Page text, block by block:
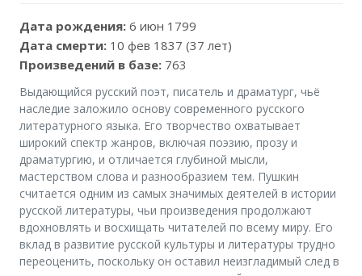
Дата рождения: 6 июн 1799
Дата смерти: 10 фев 1837 (37 лет)
Произведений в базе: 763
Выдающийся русский поэт, писатель и драматург, чьё
наследие заложило основу современного русского
литературного языка. Его творчество охватывает
широкий спектр жанров, включая поэзию, прозу и
драматургию, и отличается глубиной мысли,
мастерством слова и разнообразием тем. Пушкин
считается одним из самых значимых деятелей в истории
русской литературы, чьи произведения продолжают
вдохновлять и восхищать читателей по всему миру. Его
вклад в развитие русской культуры и литературы трудно
переоценить, поскольку он оставил неизгладимый след в